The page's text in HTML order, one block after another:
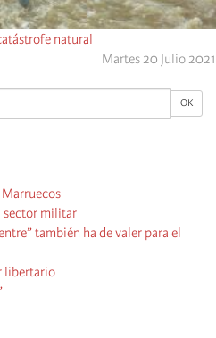
OK
sector militar
también ha de valer para el
libertario
natural
Martes 20 Julio 2021